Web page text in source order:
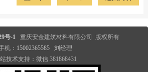
号-1重庆安金建筑材料有限公司 版权所有
机： 15002365585 刘经理
技术支持：微信 381868431